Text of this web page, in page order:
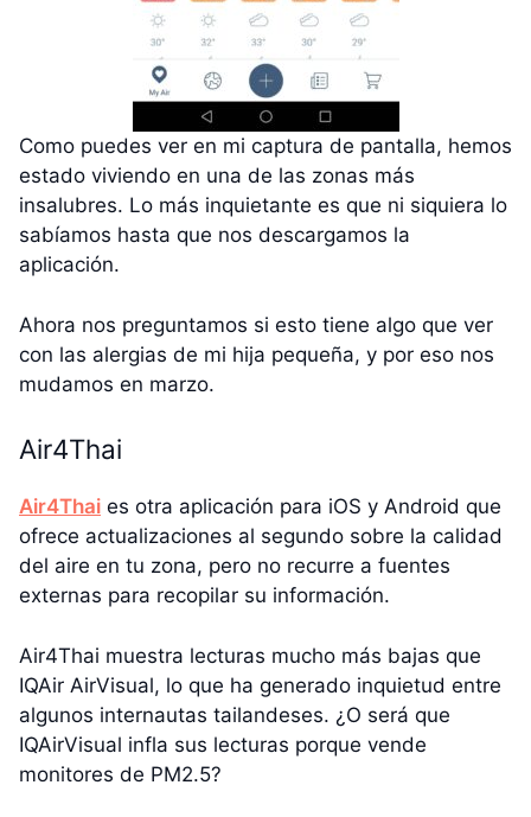
Como puedes ver en mi captura de pantalla, hemos
estado viviendo en una de las zonas más
insalubres. Lo más inquietante es que ni siquiera lo
sabíamos hasta que nos descargamos la
aplicación.
Ahora nos preguntamos si esto tiene algo que ver
con las alergias de mi hija pequeña, y por eso nos
mudamos en marzo.
Air4Thai
Air4Thai es otra aplicación para iOS y Android que
ofrece actualizaciones al segundo sobre la calidad
del aire en tu zona, pero no recurre a fuentes
externas para recopilar su información.
Air4Thai muestra lecturas mucho más bajas que
IQAir AirVisual, lo que ha generado inquietud entre
algunos internautas tailandeses. ¿O será que
IQAirVisual infla sus lecturas porque vende
monitores de PM2.5?